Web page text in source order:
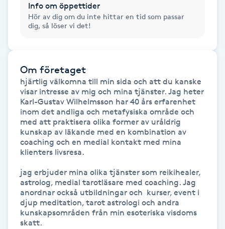
Funktionsanalys
Föning
Gel naglar
Gelenaglar
Gellack
Gellack med förstärkning
Gravidmassage
Info om öppettider
Hör av dig om du inte hittar en tid som passar
dig, så löser vi det!
Om företaget
hjärtlig välkomna till min sida och att du kanske
visar intresse av mig och mina tjänster. Jag heter
Karl-Gustav Wilhelmsson har 40 års erfarenhet
inom det andliga och metafysiska område och
med att praktisera olika former av uråldrig
kunskap av läkande med en kombination av
coaching och en medial kontakt med mina
klienters livsresa.
jag erbjuder mina olika tjänster som reikihealer,
astrolog, medial tarotläsare med coaching. Jag
anordnar också utbildningar och  kurser, event i
djup meditation, tarot astrologi och andra
kunskapsområden från min esoteriska visdoms
skatt.